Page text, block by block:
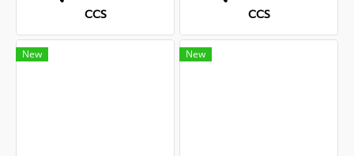
CCS
CCS
New New